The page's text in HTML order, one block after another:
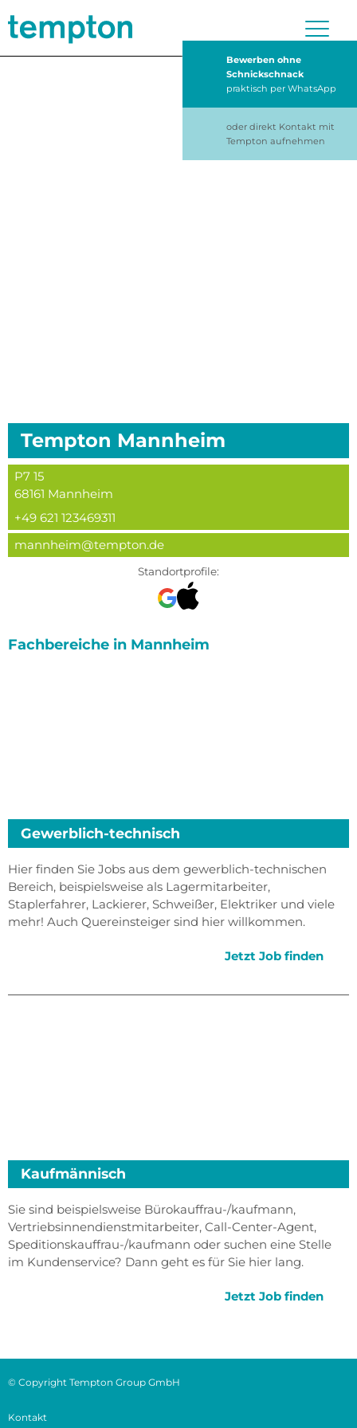
Bewerben ohne
Schnickschnack
praktisch per WhatsApp
oder direkt Kontakt mit
Tempton aufnehmen
Tempton Mannheim
P7 15
68161 Mannheim
+49 621 123469311
mannheim@tempton.de
Standortprofile:
Fachbereiche in Mannheim
Gewerblich-technisch
Hier finden Sie Jobs aus dem gewerblich-technischen
Bereich, beispielsweise als Lagermitarbeiter,
Staplerfahrer, Lackierer, Schweißer, Elektriker und viele
mehr! Auch Quereinsteiger sind hier willkommen.
Jetzt Job finden
Kaufmännisch
Sie sind beispielsweise Bürokauffrau-/kaufmann,
Vertriebsinnendienstmitarbeiter, Call-Center-Agent,
Speditionskauffrau-/kaufmann oder suchen eine Stelle
im Kundenservice? Dann geht es für Sie hier lang.
Jetzt Job finden
© Copyright Tempton Group GmbH
Kontakt